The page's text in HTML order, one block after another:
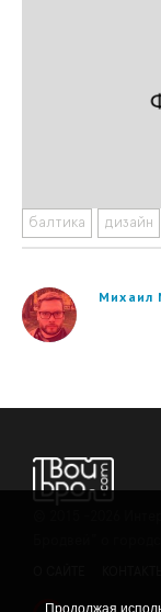
Продолжая
балтика дизайн
Михаил